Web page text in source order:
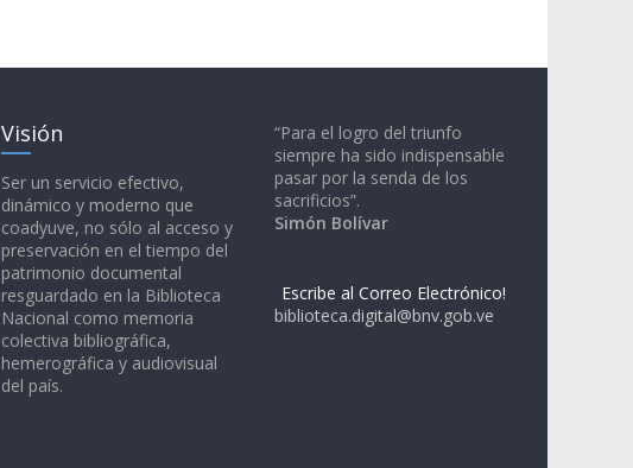
Visión
Ser un servicio efectivo,
dinámico y moderno que
coadyuve, no sólo al acceso y
preservación en el tiempo del
patrimonio documental
resguardado en la Biblioteca
Nacional como memoria
colectiva bibliográfica,
hemerográfica y audiovisual
del país.
“Para el logro del triunfo
siempre ha sido indispensable
pasar por la senda de los
sacrificios”.
Simón Bolívar
Escribe al Correo Electrónico!
biblioteca.digital@bnv.gob.ve